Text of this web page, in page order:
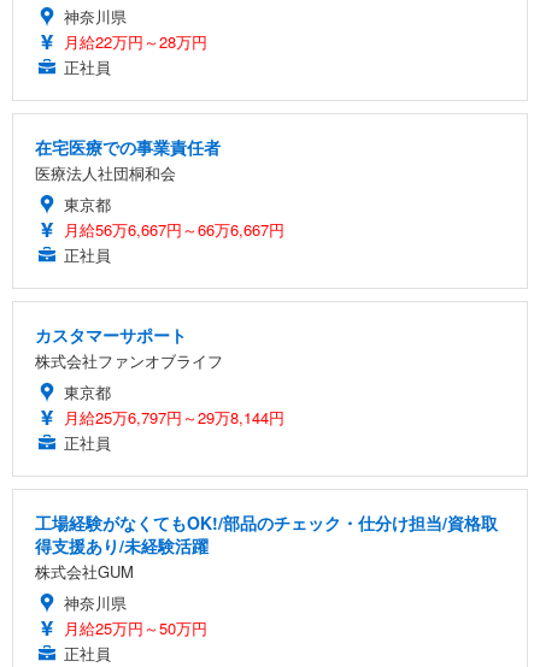
神奈川県
月給22万円～28万円
正社員
在宅医療での事業責任者
医療法人社団桐和会
東京都
月給56万6,667円～66万6,667円
正社員
カスタマーサポート
株式会社ファンオブライフ
東京都
月給25万6,797円～29万8,144円
正社員
工場経験がなくてもOK!/部品のチェック・仕分け担当/資格取
得支援あり/未経験活躍
株式会社GUM
神奈川県
月給25万円～50万円
正社員